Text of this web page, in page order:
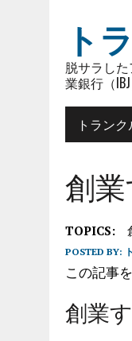
ト
脱サラし
業銀行（IBJ
トラン
創業
TOPICS:
POSTED BY:
この記事
創業